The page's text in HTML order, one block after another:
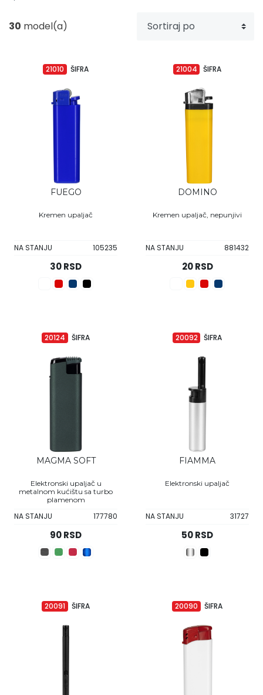
30 model(a)
ŠIFRA
21010
FUEGO
Kremen upaljač
NA STANJU 105235
30 RSD
ŠIFRA
21004
DOMINO
Kremen upaljač, nepunjivi
NA STANJU 881432
20 RSD
ŠIFRA
20124
MAGMA SOFT
Elektronski upaljač u
metalnom kućištu sa turbo
plamenom
NA STANJU 177780
90 RSD
ŠIFRA
20092
FIAMMA
Elektronski upaljač
NA STANJU 31727
50 RSD
ŠIFRA
20091 ŠIFRA
20090
Upaljači
Tech portfolio